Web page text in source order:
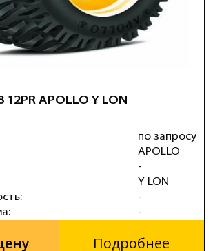
APOLLO Y LON
по запросу
APOLLO
-
Y LON
-
-
Подробнее